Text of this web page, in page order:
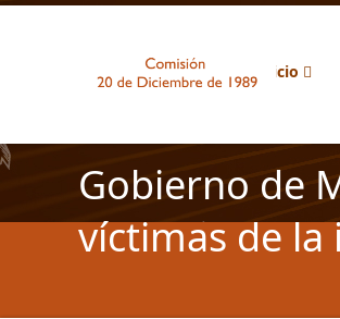
Inicio
Gobierno de
víctimas de la